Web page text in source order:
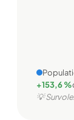
+153,6 %
💡